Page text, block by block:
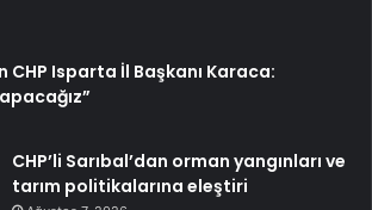
CHP Isparta İl Başkanı Karaca:
CHP’li Sarıbal’dan orman yangınları ve
tarım politikalarına eleştiri